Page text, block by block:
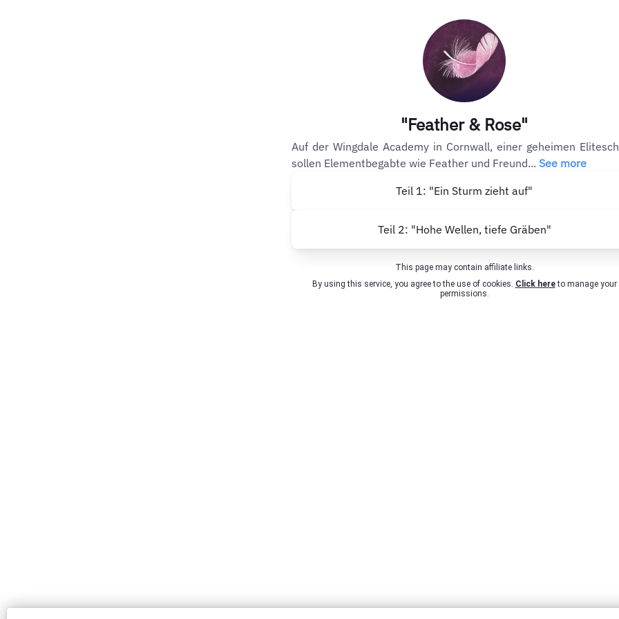
"Feather & Rose"
Auf der Wingdale Academy in Cornwall, einer geheimen
sollen Elementbegabte wie Feather und Freund... See more
Teil 1: "Ein Sturm zieht auf"
Teil 2: "Hohe Wellen, tiefe Gräben"
This page may contain affiliate links.
By using this service, you agree to the use of cookies. Click hereto manage your
permissions.